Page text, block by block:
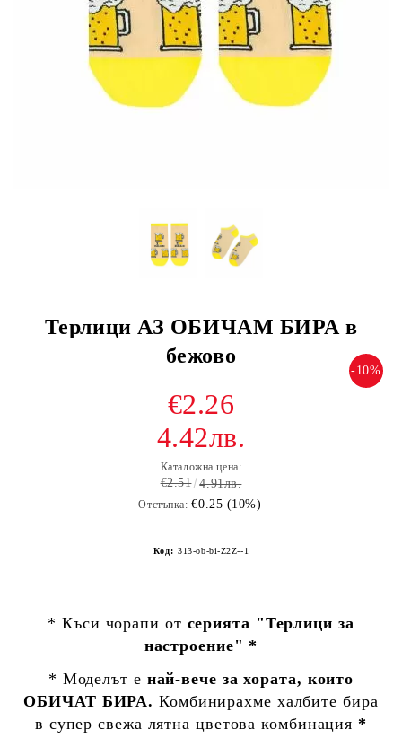
Терлици АЗ ОБИЧАМ БИРА в
бежово
-10%
€2.26
4.42лв.
Каталожна цена:
€2.51 4.91лв.
Отстъпка: €0.25 (10%)
Код: 313-ob-bi-Z2Z--1
* Къси чорапи от серията "Терлици за
настроение" *
* Моделът е най-вече за хората, които
ОБИЧАТ БИРА.Комбинирахме халбите бира
в супер свежа лятна цветова комбинация *